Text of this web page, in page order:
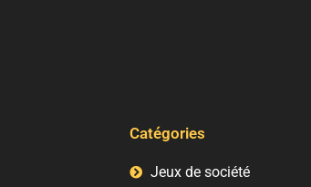
Catégories
Jeux de société